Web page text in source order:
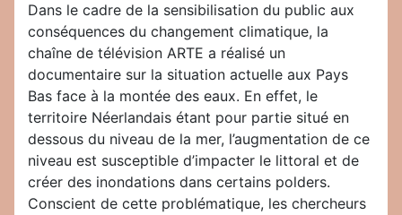
Dans le cadre de la sensibilisation du public aux
conséquences du changement climatique, la
chaîne de télévision ARTE a réalisé un
documentaire sur la situation actuelle aux Pays
Bas face à la montée des eaux. En effet, le
territoire Néerlandais étant pour partie situé en
dessous du niveau de la mer, l’augmentation de ce
niveau est susceptible d’impacter le littoral et de
créer des inondations dans certains polders.
Conscient de cette problématique, les chercheurs